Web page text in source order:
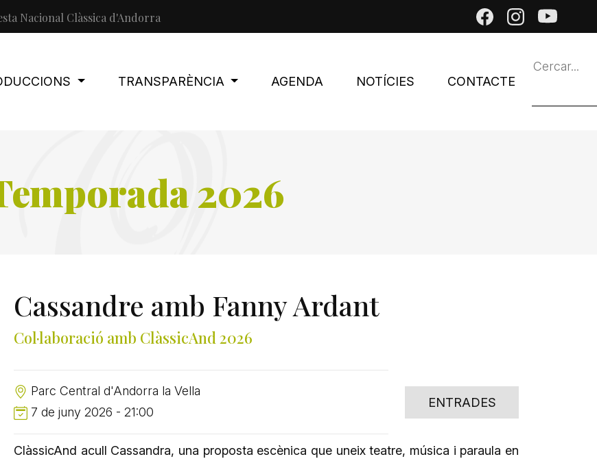
Nacional Clàssica d'Andorra
TRANSPARÈNCIA AGENDA NOTÍCIES CONTACTE
2026
Cassandre amb Fanny Ardant
Col·laboració amb ClàssicAnd 2026
Parc Central d'Andorra la Vella
7 de juny 2026 - 21:00
ENTRADES
ClàssicAnd acull Cassandra, una proposta escènica que uneix teatre, música i paraula en